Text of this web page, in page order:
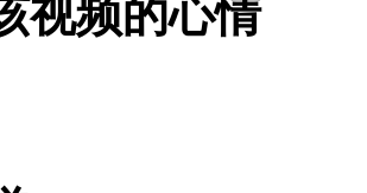
视频的心情